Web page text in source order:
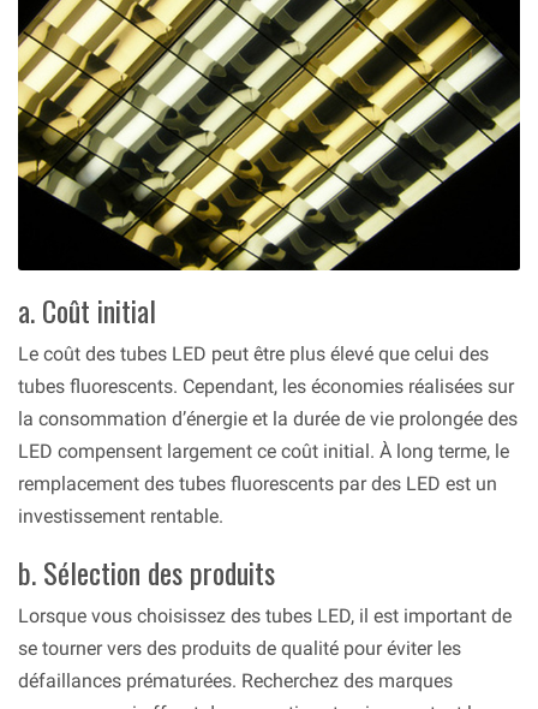
a. Coût initial
Le coût des tubes LED peut être plus élevé que celui des
tubes fluorescents. Cependant, les économies réalisées sur
la consommation d’énergie et la durée de vie prolongée des
LED compensent largement ce coût initial. À long terme, le
remplacement des tubes fluorescents par des LED est un
investissement rentable.
b. Sélection des produits
Lorsque vous choisissez des tubes LED, il est important de
se tourner vers des produits de qualité pour éviter les
défaillances prématurées. Recherchez des marques